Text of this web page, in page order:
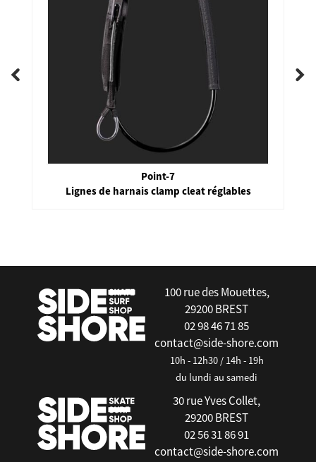
Point-7
Lignes de harnais clamp cleat réglables
100 rue des Mouettes,
29200 BREST
02 98 46 71 85
contact@side-shore.com
10h - 12h30 / 14h - 19h
du lundi au samedi
30 rue Yves Collet,
29200 BREST
02 56 31 86 91
contact@side-shore.com